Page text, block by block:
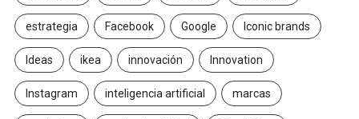
estrategia Facebook Google Iconic brands
Ideas ikea innovación Innovation
Instagram inteligencia artificial marcas